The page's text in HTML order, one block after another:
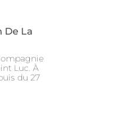
De La
Luc. À
du 27